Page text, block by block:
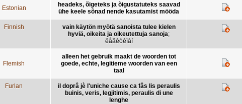
Estonian
headeks, õigeteks ja õigustatuteks saavad
ühe keele sõnad nende kasutamist mööda
Finnish
vain käytön myötä sanoista tulee kielen
hyviä, oikeita ja oikeutettuja sanoja;
ëåãèòèìàí
Flemish
alleen het gebruik maakt de woorden tot
goede, echte, legitieme woorden van een
taal
Furlan
il doprâ jè l'uniche cause ca fâs lis peraulis
buinis, veris, legjitimis, peraulis di une
lenghe